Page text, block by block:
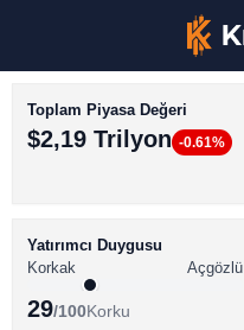
BİTCOİN HABERLERİ
ALTCOİN HABERLERİ
Toplam Piyasa Değeri
$2,19 Trilyon -0.61%
Yatırımcı Duygusu
Korkak
Açgözlü
29/100Korku